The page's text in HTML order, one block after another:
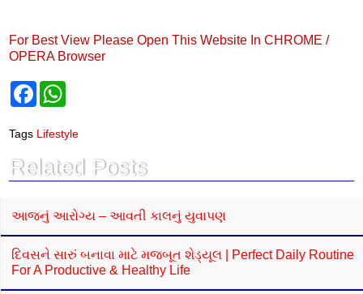
For Best View Please Open This Website In CHROME /
OPERA Browser
F
e
b
o
k
s
p
p
Tags Lifestyle
Related Posts
આજનું આરોગ્ય – આવતી કાલનું યુવાપણ
દિવસને સારું બનાવા માટે મજબૂત શેડ્યૂલ | Perfect Daily Routine
For A Productive & Healthy Life